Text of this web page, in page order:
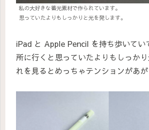
私の大好きな蓄光素材で作られています。
思っていたよりもしっかりと光を発します。
iPad と Apple Pencil を持ち歩いてい
所に行くと思っていたよりもしっか
れを見るとめっちゃテンションがあが